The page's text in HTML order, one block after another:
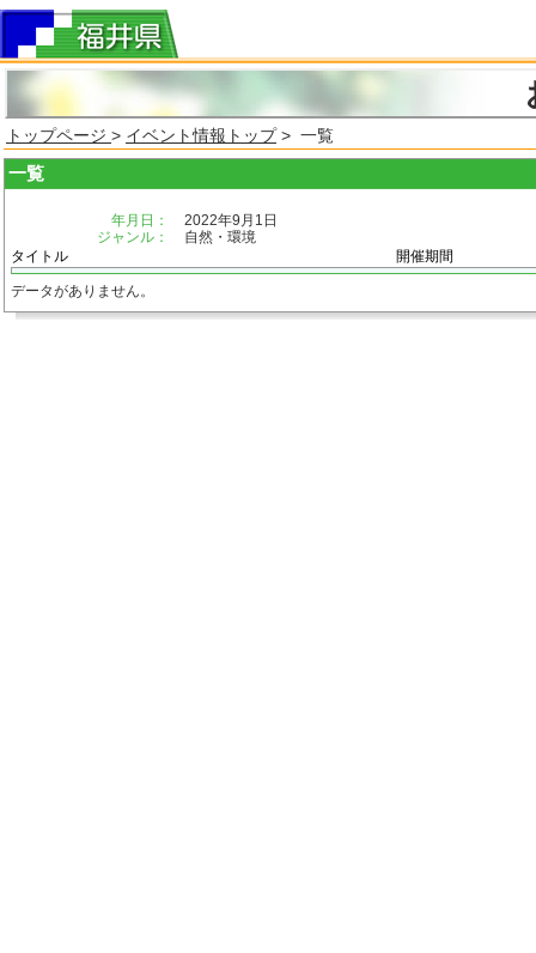
トップページ > イベント情報トップ> 一覧
一覧
年月日：
2022年9月1日
ジャンル：
自然・環境
タイトル
開催期間
データがありません。